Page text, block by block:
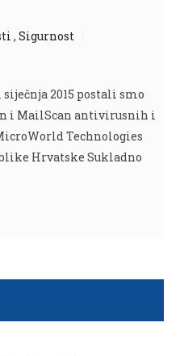
, Sigurnost
2015 postali smo
i MailScan antivirusnih i
Technologies
Hrvatske Sukladno